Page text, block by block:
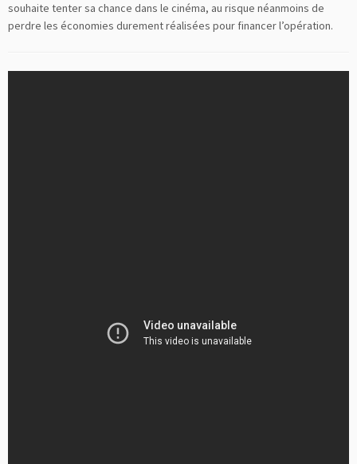
souhaite tenter sa chance dans le cinéma, au risque néanmoins de
perdre les économies durement réalisées pour financer l’opération.